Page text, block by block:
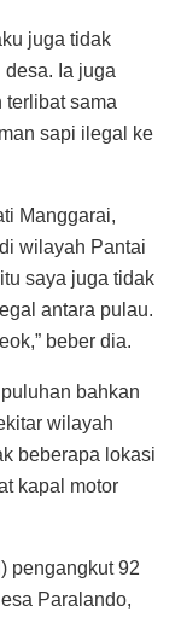
juga tidak
Ia juga
terlibat sama
sapi ilegal ke
Manggarai,
wilayah Pantai
saya juga tidak
antara pulau.
beber dia.
bahkan
wilayah
beberapa lokasi
kapal motor
pengangkut 92
Paralando,